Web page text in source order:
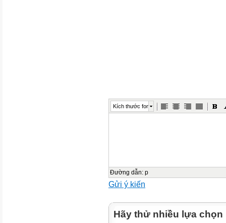
Kích thước font
Đường dẫn: p
Gửi ý kiến
Hãy thử nhiều lựa chọn